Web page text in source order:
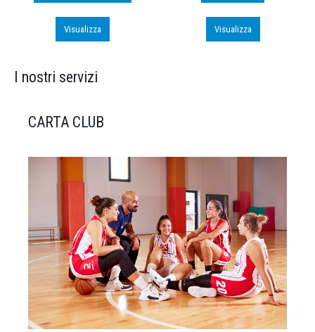
Visualizza Visualizza
I nostri servizi
CARTA CLUB